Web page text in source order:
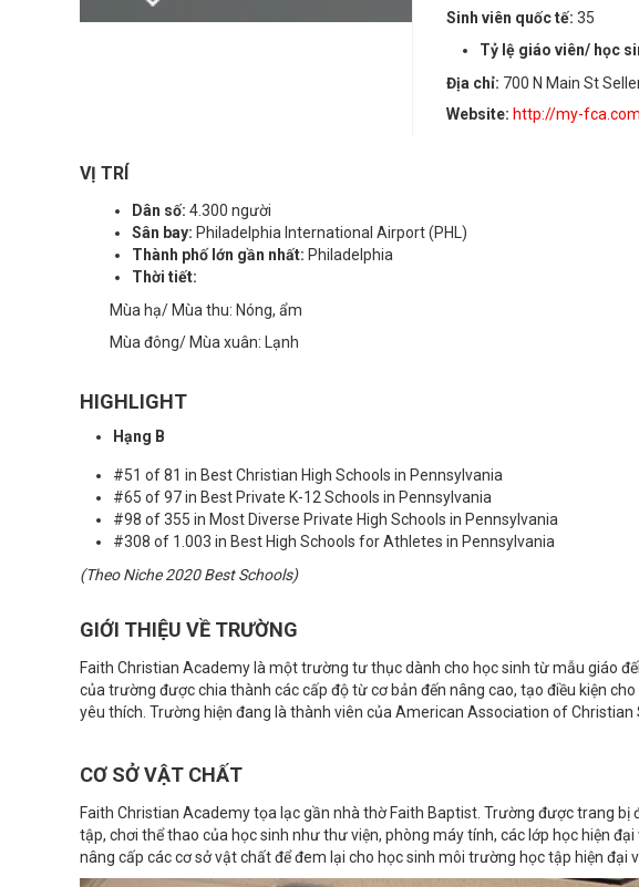
Sinh viên quốc tế:35
Tỷ lệ giáo viên/ học
Địa chỉ: 700 N Main St
Website: http://my-
VỊ TRÍ
Dân số: 4.300 người
Sân bay: Philadelphia International Airport (PHL)
Thành phố lớn gần nhất: Philadelphia
Thời tiết:
Mùa hạ/ Mùa thu: Nóng, ẩm
Mùa đông/ Mùa xuân: Lạnh
HIGHLIGHT
Hạng B
#51 of 81 in Best Christian High Schools in Pennsylvania
#65 of 97 in Best Private K-12 Schools in Pennsylvania
#98 of 355 in Most Diverse Private High Schools in Pennsylvania
#308 of 1.003 in Best High Schools for Athletes in Pennsylvania
(Theo Niche 2020 Best Schools)
GIỚI THIỆU VỀ TRƯỜNG
Faith Christian Academy là một trường tư thục dành cho học sinh từ mẫu giáo
của trường được chia thành các cấp độ từ cơ bản đến nâng cao, tạo điều kiện
yêu thích. Trường hiện đang là thành viên của American Association of Christian
CƠ SỞ VẬT CHẤT
Faith Christian Academy tọa lạc gần nhà thờ Faith Baptist. Trường được trang bị
tập, chơi thể thao của học sinh như thư viện, phòng máy tính, các lớp học hiện
nâng cấp các cơ sở vật chất để đem lại cho học sinh môi trường học tập hiện đại